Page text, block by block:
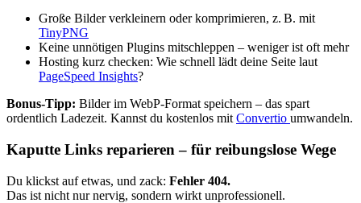
Große Bilder verkleinern oder komprimieren, z. B. mit
TinyPNG
Keine unnötigen Plugins mitschleppen – weniger ist oft mehr
Hosting kurz checken: Wie schnell lädt deine Seite laut
PageSpeed Insights?
Bonus-Tipp: Bilder im WebP-Format speichern – das spart
ordentlich Ladezeit. Kannst du kostenlos mit Convertio umwandeln.
Kaputte Links reparieren – für reibungslose Wege
Du klickst auf etwas, und zack: Fehler 404.
Das ist nicht nur nervig, sondern wirkt unprofessionell.